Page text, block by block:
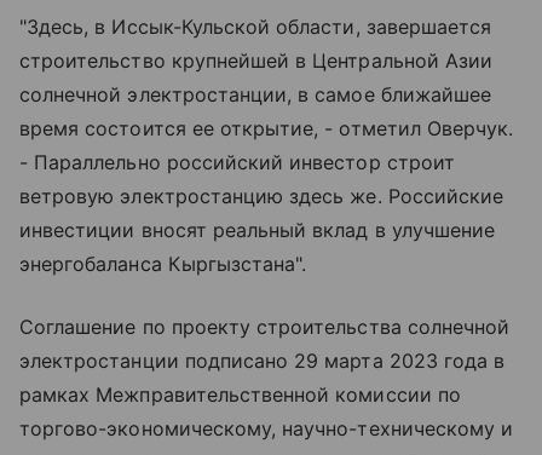
"Здесь, в Иссык-Кульской области, завершается
строительство крупнейшей в Центральной Азии
солнечной электростанции, в самое ближайшее
время состоится ее открытие, - отметил Оверчук.
- Параллельно российский инвестор строит
ветровую электростанцию здесь же. Российские
инвестиции вносят реальный вклад в улучшение
энергобаланса Кыргызстана".
Соглашение по проекту строительства солнечной
электростанции подписано 29 марта 2023 года в
рамках Межправительственной комиссии по
торгово-экономическому, научно-техническому и